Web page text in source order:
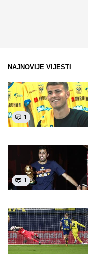
NAJNOVIJE VIJESTI
1
1